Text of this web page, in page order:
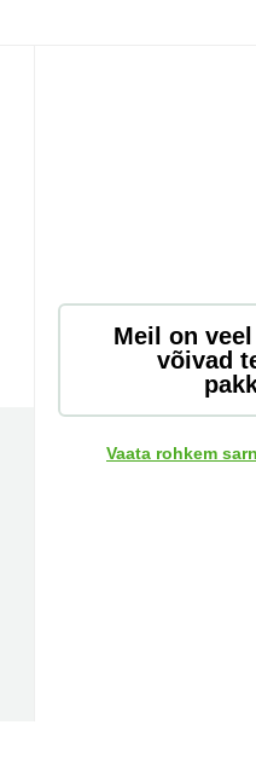
Meil on
võivad
Vaata rohkem